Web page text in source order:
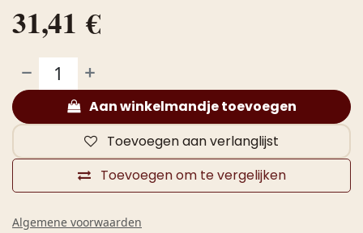
31,41 €
Aan winkelmandje toevoegen
Toevoegen om te vergelijken
Toevoegen aan verlanglijst
Algemene voorwaarden